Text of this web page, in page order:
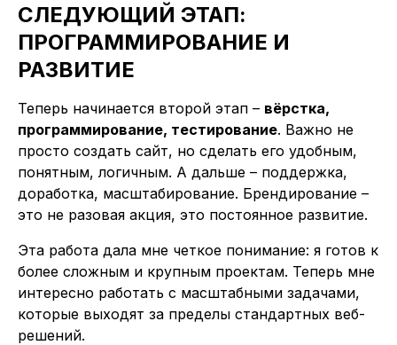
СЛЕДУЮЩИЙ ЭТАП:
ПРОГРАММИРОВАНИЕ И
РАЗВИТИЕ
Теперь начинается второй этап – вёрстка,
программирование, тестирование. Важно не
просто создать сайт, но сделать его удобным,
понятным, логичным. А дальше – поддержка,
доработка, масштабирование. Брендирование –
это не разовая акция, это постоянное развитие.
Эта работа дала мне четкое понимание: я готов к
более сложным и крупным проектам. Теперь мне
интересно работать с масштабными задачами,
которые выходят за пределы стандартных веб-
решений.